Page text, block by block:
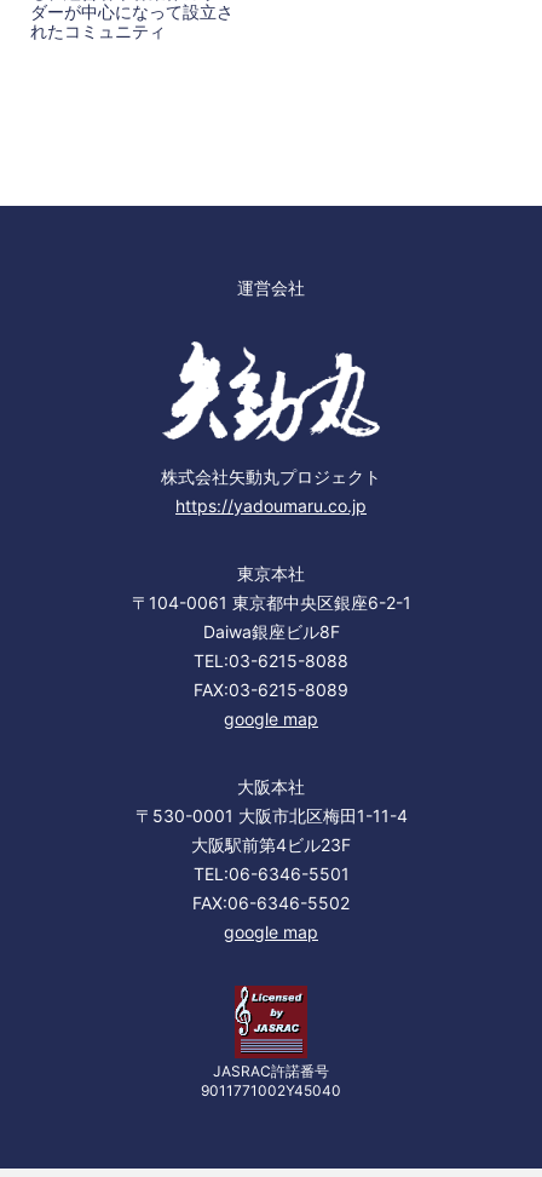
ダーが中心になって設立さ
れたコミュニティ
運営会社
株式会社矢動丸プロジェクト
https://yadoumaru.co.jp
東京本社
〒104-0061 東京都中央区銀座6-2-1
Daiwa銀座ビル8F
TEL:03-6215-8088
FAX:03-6215-8089
google map
大阪本社
〒530-0001 大阪市北区梅田1-11-4
大阪駅前第4ビル23F
TEL:06-6346-5501
FAX:06-6346-5502
google map
JASRAC許諾番号
9011771002Y45040